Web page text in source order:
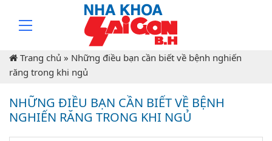
Trang chủ » Những điều bạn cần biết về bệnh nghiến
răng trong khi ngủ
NHỮNG ĐIỀU BẠN CẦN BIẾT VỀ BỆNH
NGHIẾN RĂNG TRONG KHI NGỦ